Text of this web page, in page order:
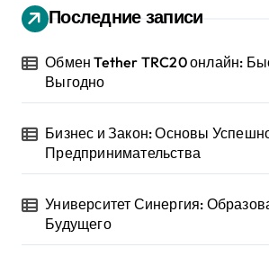
Последние записи
Обмен Tether TRC20 онлайн:
Выгодно
Бизнес и Закон: Основы
Предпринимательства
Университет Синергия:
Будущего